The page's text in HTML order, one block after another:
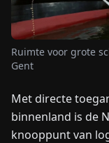
OVER
ENDEFRESITNLPL
Ruimte voor grote
Gent
Met directe
binnenland is de
knooppunt van